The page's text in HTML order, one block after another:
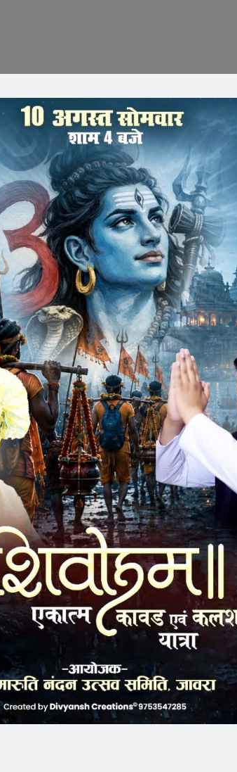
के बजाय ग्रामीणो को 500 और 1000 रुपये का
अधिकारी आनंद गोले सरसी पुलिस चौकी पहुँचे
प्रतिवेदन बनाकर जिला कलेक्टर भास्कर
कर ली, लेकिन टैंकर चालक जिसने नियमो को
संचालित करने वाली फर्म पर क्या कारवाई की
LinkedIn Tumblr Telegram Email